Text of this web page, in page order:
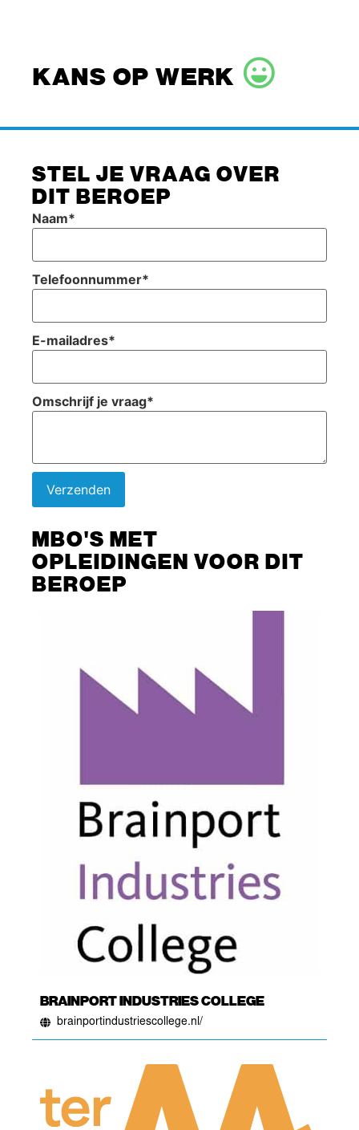
KANS OP WERK
STEL JE VRAAG OVER
DIT BEROEP
Naam*
Telefoonnummer*
E-mailadres*
Omschrijf je vraag*
Verzenden
MBO'S MET
OPLEIDINGEN VOOR DIT
BEROEP
BRAINPORT INDUSTRIES COLLEGE
brainportindustriescollege.nl/